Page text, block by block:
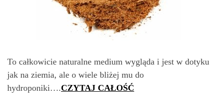
To całkowicie naturalne medium wygląda i jest w dotyku
jak na ziemia, ale o wiele bliżej mu do
hydroponiki….CZYTAJ CAŁOŚĆ